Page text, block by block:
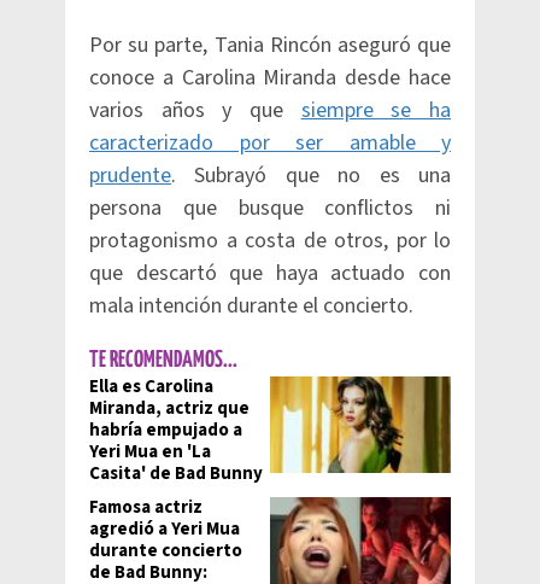
Por su parte, Tania Rincón aseguró que
conoce a Carolina Miranda desde hace
varios años y quesiempre se ha
caracterizado por ser amable y
prudente. Subrayó que no es una
persona que busque conflictos ni
protagonismo a costa de otros, por lo
que descartó que haya actuado con
mala intención durante el concierto.
TE RECOMENDAMOS...
Ella es Carolina
Miranda, actriz que
habría empujado a
Yeri Mua en 'La
Casita' de Bad Bunny
Famosa actriz
agredió a Yeri Mua
durante concierto
de Bad Bunny: